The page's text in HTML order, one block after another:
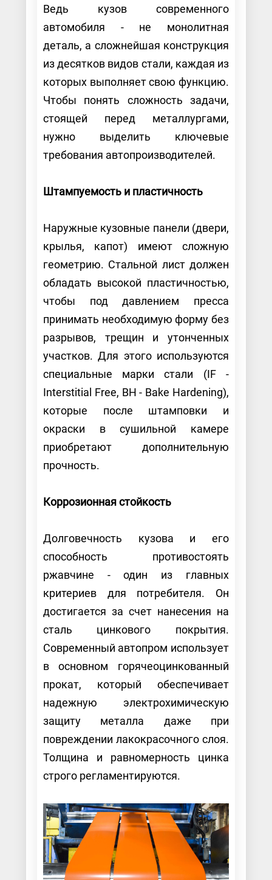
Ведь кузов современного
автомобиля - не монолитная
деталь, а сложнейшая конструкция
из десятков видов стали, каждая из
которых выполняет свою функцию.
Чтобы понять сложность задачи,
стоящей перед металлургами,
нужно выделить ключевые
требования автопроизводителей.
Штампуемость и пластичность
Наружные кузовные панели (двери,
крылья, капот) имеют сложную
геометрию. Стальной лист должен
обладать высокой пластичностью,
чтобы под давлением пресса
принимать необходимую форму без
разрывов, трещин и утонченных
участков. Для этого используются
специальные марки стали (IF -
Interstitial Free, BH - Bake Hardening),
которые после штамповки и
окраски в сушильной камере
приобретают дополнительную
прочность.
Коррозионная стойкость
Долговечность кузова и его
способность противостоять
ржавчине - один из главных
критериев для потребителя. Он
достигается за счет нанесения на
сталь цинкового покрытия.
Современный автопром использует
в основном горячеоцинкованный
прокат, который обеспечивает
надежную электрохимическую
защиту металла даже при
повреждении лакокрасочного слоя.
Толщина и равномерность цинка
строго регламентируются.